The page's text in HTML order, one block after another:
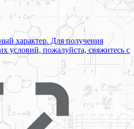
характер. Для получения
условий, пожалуйста, свяжитесь с